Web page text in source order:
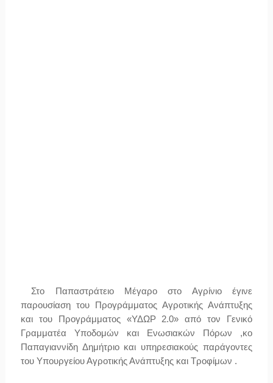
Στο Παπαστράτειο Μέγαρο στο Αγρίνιο έγινε
παρουσίαση του Προγράμματος Αγροτικής Ανάπτυξης
και του Προγράμματος «ΥΔΩΡ 2.0» από τον Γενικό
Γραμματέα Υποδομών και Ενωσιακών Πόρων ,κο
Παπαγιαννίδη Δημήτριο και υπηρεσιακούς παράγοντες
του Υπουργείου Αγροτικής Ανάπτυξης και Τροφίμων .